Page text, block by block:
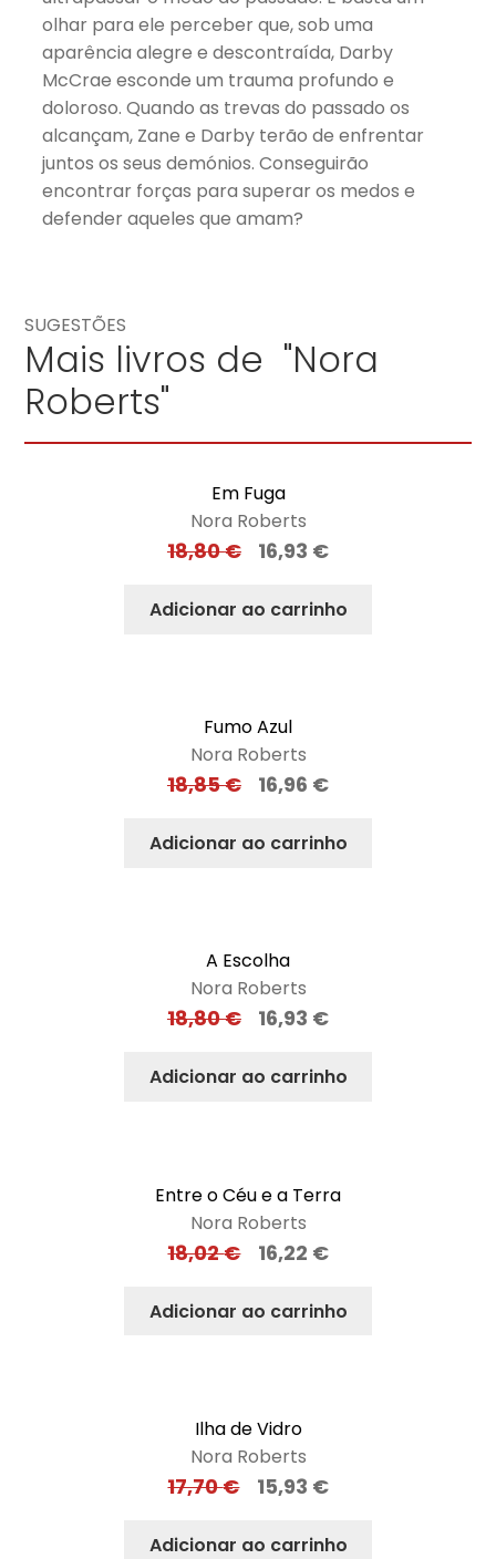
olhar para ele perceber que, sob uma
aparência alegre e descontraída, Darby
McCrae esconde um trauma profundo e
doloroso. Quando as trevas do passado os
alcançam, Zane e Darby terão de enfrentar
juntos os seus demónios. Conseguirão
encontrar forças para superar os medos e
defender aqueles que amam?
SUGESTÕES
Mais livros de "Nora
Roberts"
Em Fuga
Nora Roberts
18,80€ 16,93 €
Adicionar ao carrinho
Fumo Azul
Nora Roberts
18,85€ 16,96 €
Adicionar ao carrinho
A Escolha
Nora Roberts
18,80€ 16,93 €
Adicionar ao carrinho
Entre o Céu e a Terra
Nora Roberts
18,02€ 16,22 €
Adicionar ao carrinho
Ilha de Vidro
Nora Roberts
17,70€ 15,93 €
Adicionar ao carrinho